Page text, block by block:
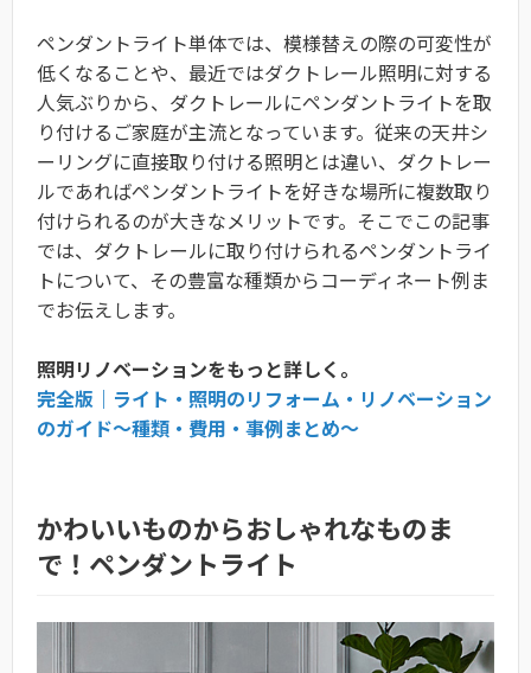
ペンダントライト単体では、模様替えの際の可変性が
低くなることや、最近ではダクトレール照明に対する
人気ぶりから、ダクトレールにペンダントライトを取
り付けるご家庭が主流となっています。従来の天井シ
ーリングに直接取り付ける照明とは違い、ダクトレー
ルであればペンダントライトを好きな場所に複数取り
付けられるのが大きなメリットです。そこでこの記事
では、ダクトレールに取り付けられるペンダントライ
トについて、その豊富な種類からコーディネート例ま
でお伝えします。
照明リノベーションをもっと詳しく。
完全版｜ライト・照明のリフォーム・リノベーション
のガイド〜種類・費用・事例まとめ〜
かわいいものからおしゃれなものま
で！ペンダントライト